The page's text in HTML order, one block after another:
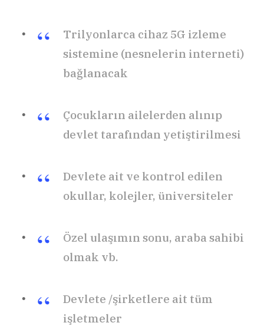
Trilyonlarca cihaz 5G izleme
sistemine (nesnelerin interneti)
bağlanacak
Çocukların ailelerden alınıp
devlet tarafından yetiştirilmesi
Devlete ait ve kontrol edilen
okullar, kolejler, üniversiteler
Özel ulaşımın sonu, araba sahibi
olmak vb.
Devlete /şirketlere ait tüm
işletmeler